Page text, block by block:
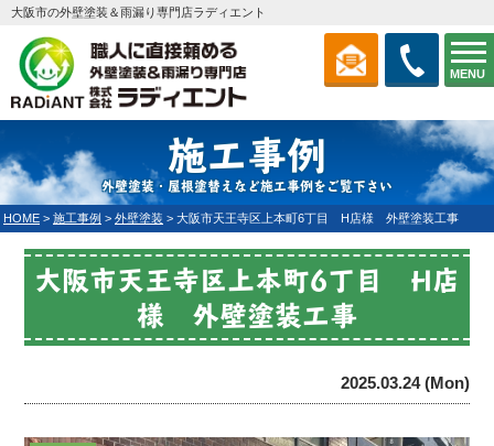
MENU
大阪市の外壁塗装＆雨漏り専門店ラディエント
施工事例
外壁塗装・屋根塗替えなど施工事例をご覧下さい
HOME > 施工事例 > 外壁塗装 > 大阪市天王寺区上本町6丁目 H店様 外壁塗装工事
大阪市天王寺区上本町6丁目 H店
様 外壁塗装工事
2025.03.24 (Mon)